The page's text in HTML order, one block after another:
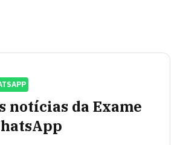
notícias da Exame